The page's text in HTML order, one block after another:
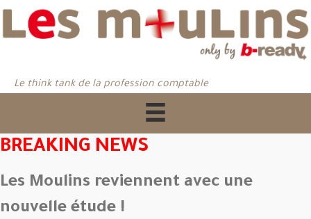
Le think tank de la profession comptable
BREAKING NEWS
Les Moulins reviennent avec une
nouvelle étude !